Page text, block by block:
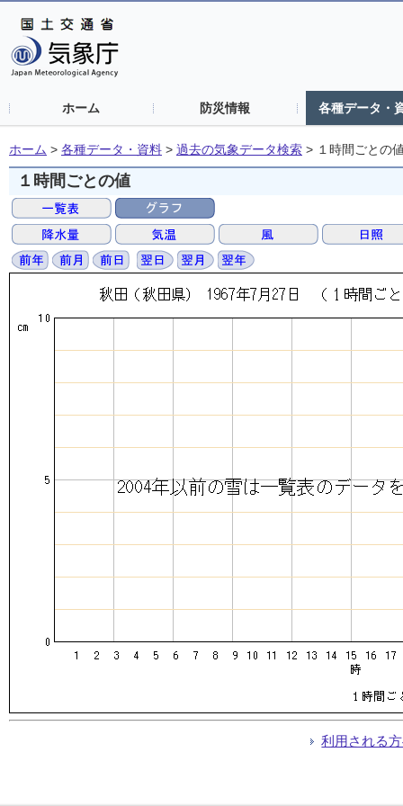
ホーム 防災情報 各種データ・
ホーム > 各種データ・資料 > 過去の気象データ検索 > １時間ごとの
１時間ごとの値
利用される